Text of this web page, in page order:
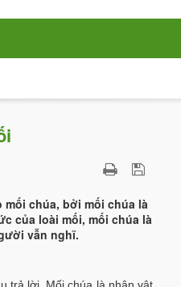
chúa, bởi mối chúa là
của loài mối, mối chúa là
vẫn nghĩ.